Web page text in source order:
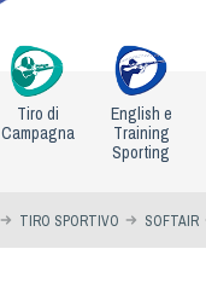
Tiro di
Campagna
English e
Training
Sporting
TIRO SPORTIVO SOFTAIR